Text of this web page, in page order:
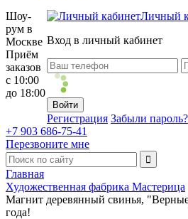
Личный
Вход в личный кабинет
Регистрация Забыли пароль?
Шоу-
рум в
Москве
Приём
заказов
с 10:00
до 18:00
+7 903 686-75-41
Перезвоните мне
Главная
Художественная фабрика Мастерица
Магнит деревянный свинья,
года!